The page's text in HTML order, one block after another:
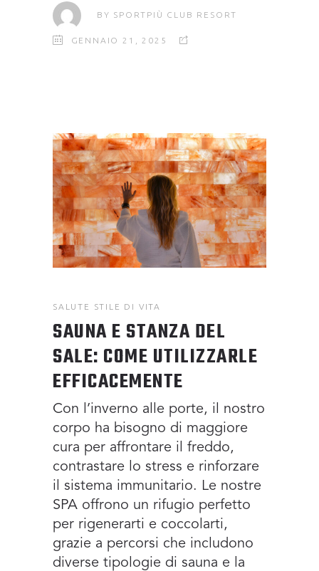
BY SPORTPIÙ CLUB RESORT
GENNAIO 21, 2025
SALUTE STILE DI VITA
SAUNA E STANZA DEL
SALE: COME UTILIZZARLE
EFFICACEMENTE
Con l’inverno alle porte, il nostro
corpo ha bisogno di maggiore
cura per affrontare il freddo,
contrastare lo stress e rinforzare
il sistema immunitario. Le nostre
SPA offrono un rifugio perfetto
per rigenerarti e coccolarti,
grazie a percorsi che includono
diverse tipologie di sauna e la